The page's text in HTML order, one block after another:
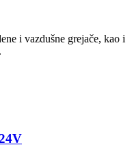
i vazdušne grejače, kao i